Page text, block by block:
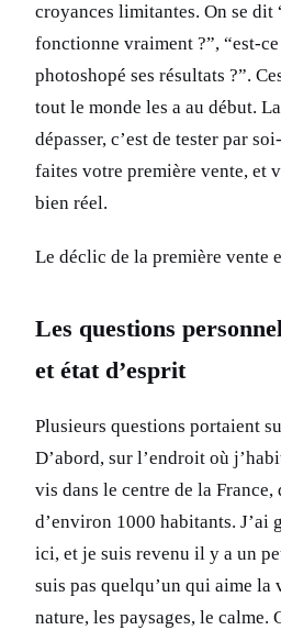
croyances limitantes. On se dit
fonctionne vraiment ?”, “est-ce
photoshopé ses résultats ?”.
tout le monde les a au début.
dépasser, c’est de tester par
faites votre première vente, et
bien réel.
Le déclic de la première vente
Les questions
et état d’esprit
Plusieurs questions portaient
D’abord, sur l’endroit où
vis dans le centre de la
d’environ 1000 habitants. J’ai
ici, et je suis revenu il y a un
suis pas quelqu’un qui aime la
nature, les paysages, le calme.